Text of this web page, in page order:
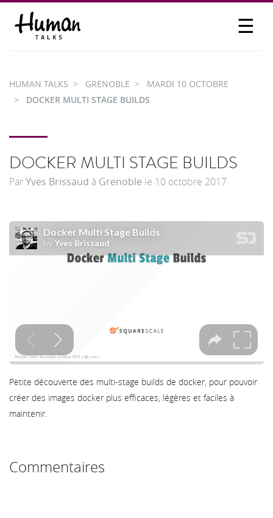
☰
PARTICIPER
HUMAN TALKS GRENOBLE
MARDI 10 OCTOBRE
DOCKER MULTI STAGE BUILDS
DOCKER MULTI STAGE BUILDS
ParYves Brissaud à Grenoble le 10 octobre 2017
Petite découverte des multi-stage builds de docker, pour pouvoir
créer des images docker plus efficaces, légères et faciles à
maintenir.
Commentaires